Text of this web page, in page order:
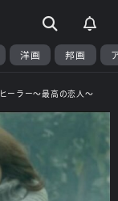
洋画 邦画
ヒーラー～最高の恋人～